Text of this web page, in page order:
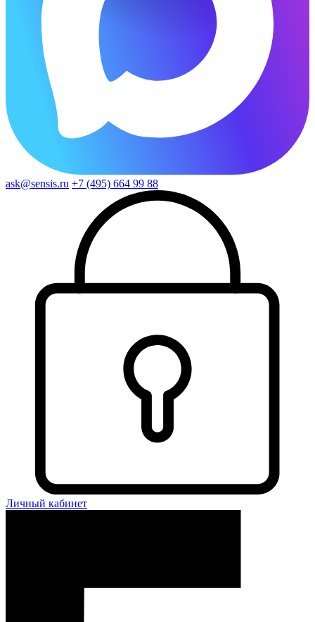
ask@sensis.ru +7 (495) 664 99 88
Личный кабинет